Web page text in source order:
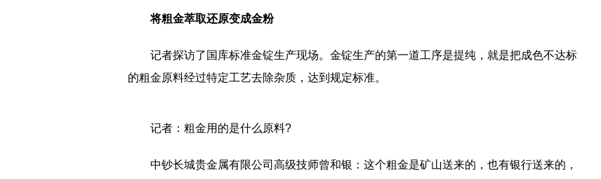
将粗金萃取还原变成金粉
记者探访了国库标准金锭生产现场。金锭生产的第一道工序是提纯，就是把成色不达标
的粗金原料经过特定工艺去除杂质，达到规定标准。
记者：粗金用的是什么原料?
中钞长城贵金属有限公司高级技师曾和银：这个粗金是矿山送来的，也有银行送来的，